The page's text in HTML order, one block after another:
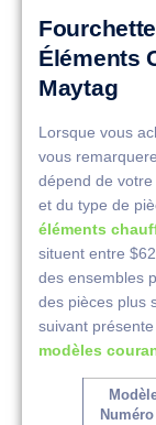
Éléments
Maytag
Lorsque vous
vous
dépend de
et du type de
éléments
situent entre
des ensembles
des pièces plus
suivant présente
modèles